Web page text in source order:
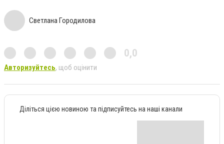
Светлана Городилова
0,0
Авторизуйтесь, щоб оцінити
Діліться цією новиною та підписуйтесь на наші канали